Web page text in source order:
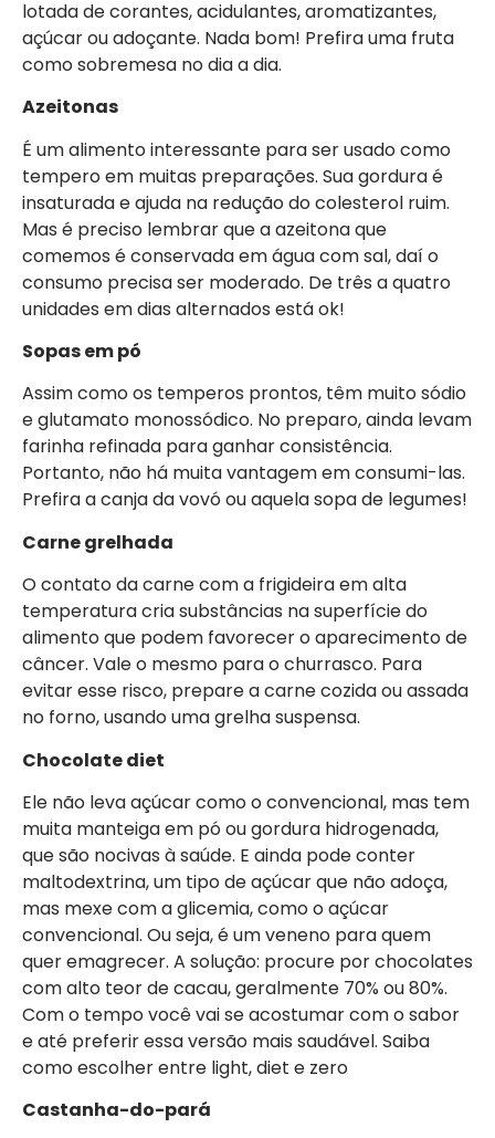
lotada de corantes, acidulantes, aromatizantes,
açúcar ou adoçante. Nada bom! Prefira uma fruta
como sobremesa no dia a dia.
Azeitonas
É um alimento interessante para ser usado como
tempero em muitas preparações. Sua gordura é
insaturada e ajuda na redução do colesterol ruim.
Mas é preciso lembrar que a azeitona que
comemos é conservada em água com sal, daí o
consumo precisa ser moderado. De três a quatro
unidades em dias alternados está ok!
Sopas em pó
Assim como os temperos prontos, têm muito sódio
e glutamato monossódico. No preparo, ainda levam
farinha refinada para ganhar consistência.
Portanto, não há muita vantagem em consumi-las.
Prefira a canja da vovó ou aquela sopa de legumes!
Carne grelhada
O contato da carne com a frigideira em alta
temperatura cria substâncias na superfície do
alimento que podem favorecer o aparecimento de
câncer. Vale o mesmo para o churrasco. Para
evitar esse risco, prepare a carne cozida ou assada
no forno, usando uma grelha suspensa.
Chocolate diet
Ele não leva açúcar como o convencional, mas tem
muita manteiga em pó ou gordura hidrogenada,
que são nocivas à saúde. E ainda pode conter
maltodextrina, um tipo de açúcar que não adoça,
mas mexe com a glicemia, como o açúcar
convencional. Ou seja, é um veneno para quem
quer emagrecer. A solução: procure por chocolates
com alto teor de cacau, geralmente 70% ou 80%.
Com o tempo você vai se acostumar com o sabor
e até preferir essa versão mais saudável. Saiba
como escolher entre light, diet e zero
Castanha-do-pará